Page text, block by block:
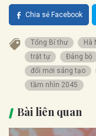
Chia sẻ Facebook
Tổng Bí thư Hà
trật tự
Đảng bộ
đổi mới sáng tạo
tầm nhìn 2045
Bài liên quan